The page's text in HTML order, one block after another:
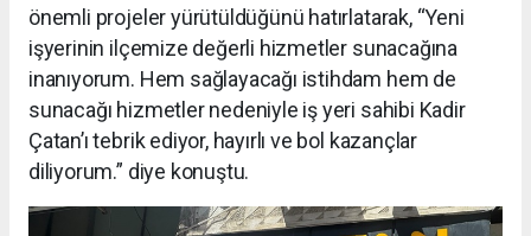
önemli projeler yürütüldüğünü hatırlatarak, “Yeni
işyerinin ilçemize değerli hizmetler sunacağına
inanıyorum. Hem sağlayacağı istihdam hem de
sunacağı hizmetler nedeniyle iş yeri sahibi Kadir
Çatan’ı tebrik ediyor, hayırlı ve bol kazançlar
diliyorum.” diye konuştu.